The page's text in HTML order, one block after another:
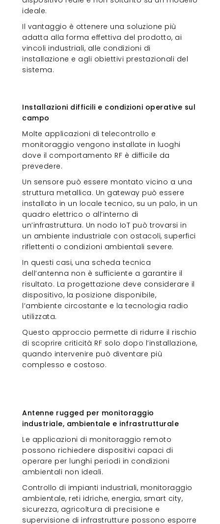
ideale.
Il vantaggio è ottenere una soluzione più
adatta alla forma effettiva del prodotto, ai
vincoli industriali, alle condizioni di
installazione e agli obiettivi prestazionali del
sistema.
Installazioni difficili e condizioni operative sul
campo
Molte applicazioni di telecontrollo e
monitoraggio vengono installate in luoghi
dove il comportamento RF è difficile da
prevedere.
Un sensore può essere montato vicino a una
struttura metallica. Un gateway può essere
installato in un locale tecnico, su un palo, in un
quadro elettrico o all’interno di
un’infrastruttura. Un nodo IoT può trovarsi in
un ambiente industriale con ostacoli, superfici
riflettenti o condizioni ambientali severe.
In questi casi, una scheda tecnica
dell’antenna non è sufficiente a garantire il
risultato. La progettazione deve considerare il
dispositivo, la posizione disponibile,
l’ambiente circostante e la tecnologia radio
utilizzata.
Questo approccio permette di ridurre il rischio
di scoprire criticità RF solo dopo l’installazione,
quando intervenire può diventare più
complesso e costoso.
Antenne rugged per monitoraggio
industriale, ambientale e infrastrutturale
Le applicazioni di monitoraggio remoto
possono richiedere dispositivi capaci di
operare per lunghi periodi in condizioni
ambientali non ideali.
Controllo di impianti industriali, monitoraggio
ambientale, reti idriche, energia, smart city,
sicurezza, agricoltura di precisione e
supervisione di infrastrutture possono esporre